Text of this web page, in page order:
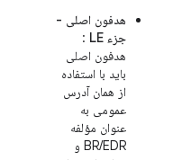
هدفون اصلی -
جزء LE
:
هدفون اصلی
باید با استفاده
از همان آدرس
عمومی به
عنوان مؤلفه
BR/EDR و